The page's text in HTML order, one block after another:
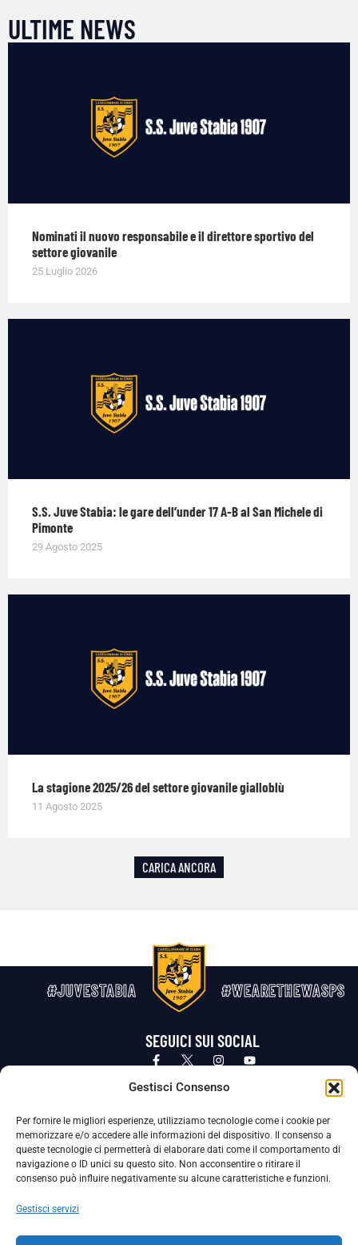
Gestisci Consenso
Per fornire le migliori esperienze, utilizziamo tecnologie come i cookie per
memorizzare e/o accedere alle informazioni del dispositivo. Il consenso a
queste tecnologie ci permetterà di elaborare dati come il comportamento di
navigazione o ID unici su questo sito. Non acconsentire o ritirare il
consenso può influire negativamente su alcune caratteristiche e funzioni.
Gestisci servizi
ULTIME NEWS
Nominati il nuovo responsabile e il direttore sportivo del
settore giovanile
25 Luglio 2026
S.S. Juve Stabia: le gare dell’under 17 A-B al San Michele di
Pimonte
29 Agosto 2025
La stagione 2025/26 del settore giovanile gialloblù
11 Agosto 2025
CARICA ANCORA
#JUVESTABIA #WEARETHEWASPS
SEGUICI SUI SOCIAL
Privacy Policy Cookie Policy
La Società ha nominato il Responsabile della Protezione dei Dati Personali (DPO), figura specializzata che vigila sulle modalità
adottate dalla nostra Società per tutelare i Suoi dati personali.
Per contattare il DPO può scrivere a